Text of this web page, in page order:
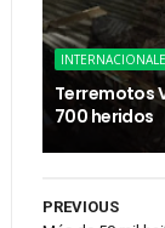
Terremotos
700 heridos
PREVIOUS